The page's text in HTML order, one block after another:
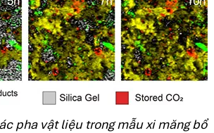
pha vật liệu trong mẫu xi măng bổ